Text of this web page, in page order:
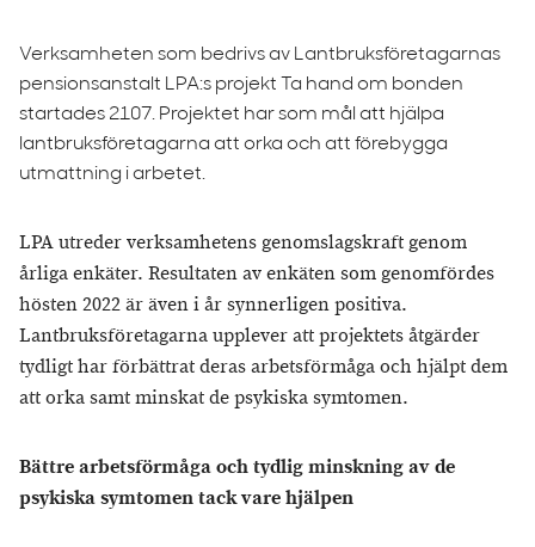
Verksamheten som bedrivs av Lantbruksföretagarnas
pensionsanstalt LPA:s projekt Ta hand om bonden
startades 2107. Projektet har som mål att hjälpa
lantbruksföretagarna att orka och att förebygga
utmattning i arbetet.
LPA utreder verksamhetens genomslagskraft genom
årliga enkäter. Resultaten av enkäten som genomfördes
hösten 2022 är även i år synnerligen positiva.
Lantbruksföretagarna upplever att projektets åtgärder
tydligt har förbättrat deras arbetsförmåga och hjälpt dem
att orka samt minskat de psykiska symtomen.
Bättre arbetsförmåga och tydlig minskning av de
psykiska symtomen tack vare hjälpen